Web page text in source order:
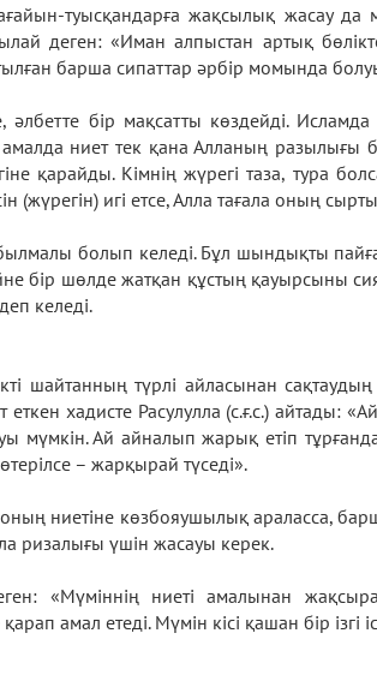
туысқандарға жақсылық жасау да
деген: «Иман алпыстан артық
барша сипаттар әрбір момында
бір мақсатты көздейді.
амалда ниет тек қана Алланың разылығы
қарайды. Кімнің жүрегі таза, тура
(жүрегін) игі етсе, Алла тағала оның
болып келеді. Бұл шындықты
бір шөлде жатқан құстың қауырсыны
келеді.
шайтанның түрлі айласынан
хадисте Расулулла (с.ғ.с.) айтады:
мүмкін. Ай айналып жарық етіп
– жарқырай түседі».
ниетіне көзбояушылық араласса,
ризалығы үшін жасауы керек.
«Мүміннің ниеті амалынан
амал етеді. Мүмін кісі қашан бір ізгі